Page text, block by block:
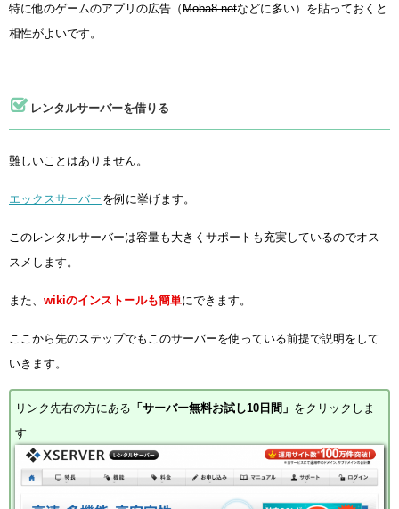
特に他のゲームのアプリの広告（Moba8.netなどに多い）を貼っておくと
相性がよいです。
レンタルサーバーを借りる
難しいことはありません。
エックスサーバー を例に挙げます。
このレンタルサーバーは容量も大きくサポートも充実しているのでオス
スメします。
また、 wikiのインストールも簡単にできます。
ここから先のステップでもこのサーバーを使っている前提で説明をして
いきます。
リンク先右の方にある 「サーバー無料お試し10日間」 をクリックしま
す